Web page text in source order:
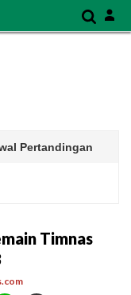
Pertandingan
Timnas